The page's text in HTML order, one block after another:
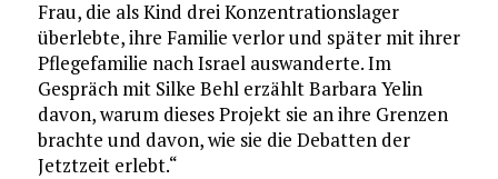
Frau, die als Kind drei Konzentrationslager
überlebte, ihre Familie verlor und später mit ihrer
Pflegefamilie nach Israel auswanderte. Im
Gespräch mit Silke Behl erzählt Barbara Yelin
davon, warum dieses Projekt sie an ihre Grenzen
brachte und davon, wie sie die Debatten der
Jetztzeit erlebt.“